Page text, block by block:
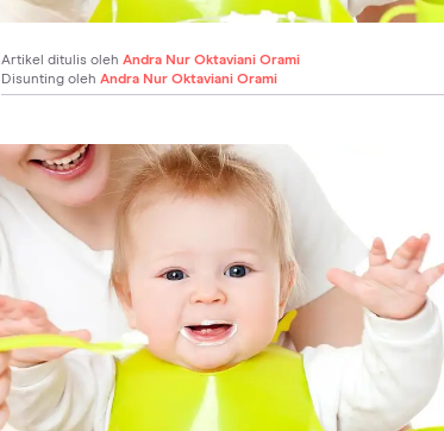
Artikel ditulis oleh Andra Nur Oktaviani Orami
Disunting oleh Andra Nur Oktaviani Orami